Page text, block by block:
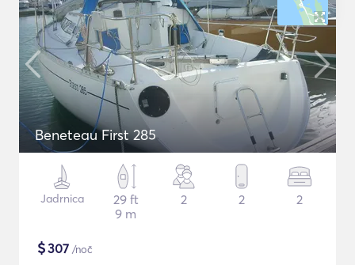
Beneteau First 285
Jadrnica
29 ft
9 m
2 2 2
$307 /noč